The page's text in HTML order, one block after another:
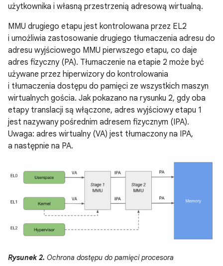
użytkownika i własną przestrzenią adresową wirtualną.
MMU drugiego etapu jest kontrolowana przez EL2
i umożliwia zastosowanie drugiego tłumaczenia adresu do
adresu wyjściowego MMU pierwszego etapu, co daje
adres fizyczny (PA). Tłumaczenie na etapie 2 może być
używane przez hiperwizory do kontrolowania
i tłumaczenia dostępu do pamięci ze wszystkich maszyn
wirtualnych gościa. Jak pokazano na rysunku 2, gdy oba
etapy translacji są włączone, adres wyjściowy etapu 1
jest nazywany pośrednim adresem fizycznym (IPA).
Uwaga: adres wirtualny (VA) jest tłumaczony na IPA,
a następnie na PA.
Rysunek 2. Ochrona dostępu do pamięci procesora